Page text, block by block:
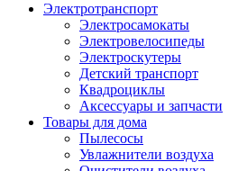
Электротранспорт
Электросамокаты
Электровелосипеды
Электроскутеры
Детский транспорт
Квадроциклы
Аксессуары и запчасти
Товары для дома
Пылесосы
Увлажнители воздуха